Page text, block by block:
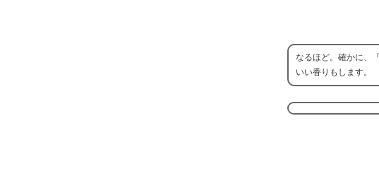
なるほど。確かに、
いい香りもします。